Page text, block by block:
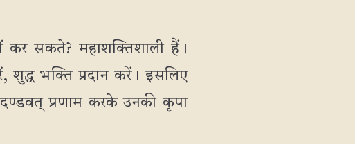
कर सकते? महाशक्तिशाली हैं।
शुद्ध भक्ति प्रदान करें। इसलिए
दण्डवत् प्रणाम करके उनकी कृपा